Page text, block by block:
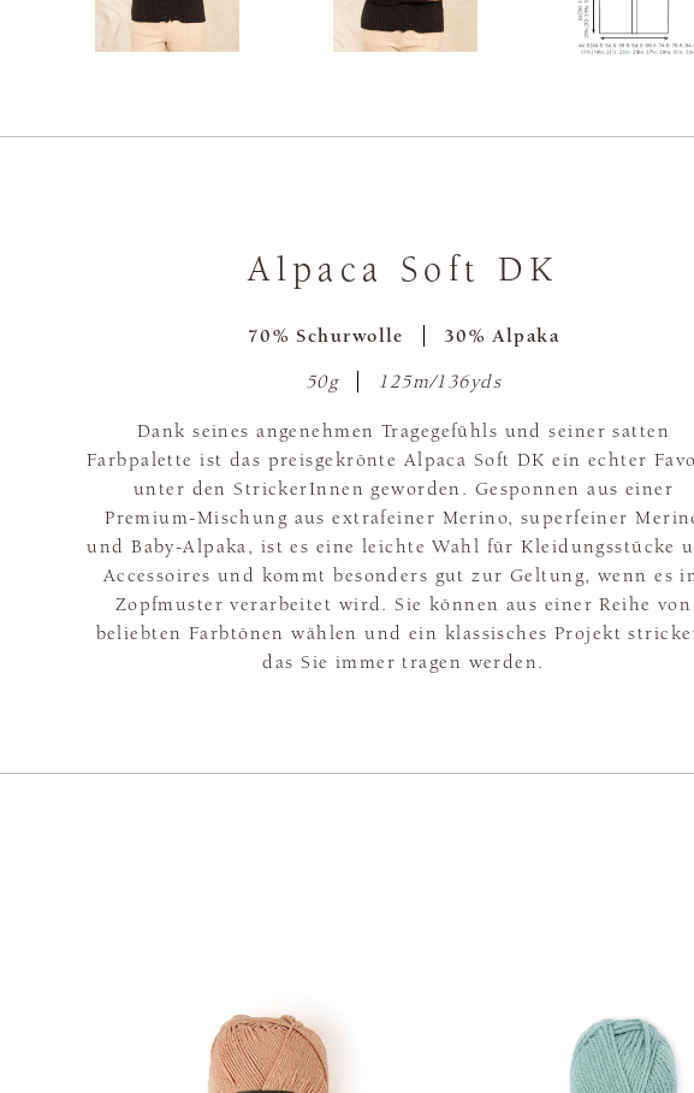
Alpaca Soft DK
70% Schurwolle 30% Alpaka
50g 125m/136yds
Dank seines angenehmen Tragegefühls und seiner satten
Farbpalette ist das preisgekrönte Alpaca Soft DK ein echter
unter den StrickerInnen geworden. Gesponnen aus einer
Premium-Mischung aus extrafeiner Merino, superfeiner
und Baby-Alpaka, ist es eine leichte Wahl für Kleidungsstücke
Accessoires und kommt besonders gut zur Geltung, wenn es
Zopfmuster verarbeitet wird. Sie können aus einer Reihe von
beliebten Farbtönen wählen und ein klassisches Projekt
das Sie immer tragen werden.